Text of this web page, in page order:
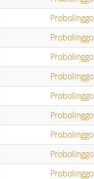
Probolinggo
Probolinggo
Probolinggo
Probolinggo
Probolinggo
Probolinggo
Probolinggo
Probolinggo
Probolinggo